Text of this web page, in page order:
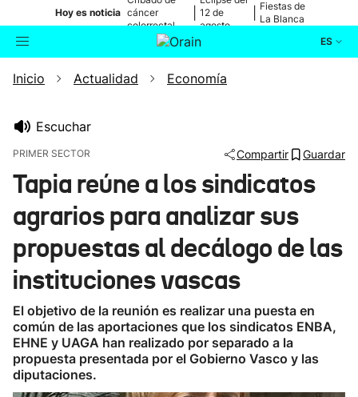
Hoy es noticia cáncer
colorrectal
12 de
agosto
Fiestas de
La Blanca
ES
Buscador Actualidad
Ikusmiran
Eguraldia
Inicio Actualidad Economía
Escuchar
PRIMER SECTOR Compartir Guardar
Tapia reúne a los sindicatos
agrarios para analizar sus
propuestas al decálogo de las
instituciones vascas
El objetivo de la reunión es realizar una puesta en
común de las aportaciones que los sindicatos ENBA,
EHNE y UAGA han realizado por separado a la
propuesta presentada por el Gobierno Vasco y las
diputaciones.